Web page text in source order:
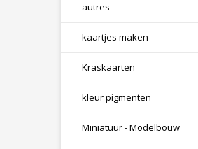
autres
kaartjes maken
Kraskaarten
kleur pigmenten
Miniatuur - Modelbouw